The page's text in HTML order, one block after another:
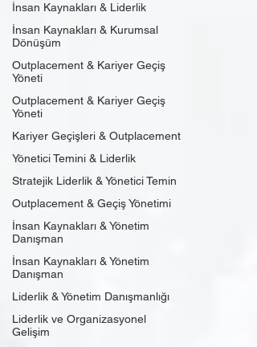
İnsan Kaynakları & Liderlik
İnsan Kaynakları & Kurumsal
Dönüşüm
Outplacement & Kariyer Geçiş
Yöneti
Outplacement & Kariyer Geçiş
Yöneti
Kariyer Geçişleri & Outplacement
Yönetici Temini & Liderlik
Stratejik Liderlik & Yönetici Temin
Outplacement & Geçiş Yönetimi
İnsan Kaynakları & Yönetim
Danışman
İnsan Kaynakları & Yönetim
Danışman
Liderlik & Yönetim Danışmanlığı
Liderlik ve Organizasyonel
Gelişim